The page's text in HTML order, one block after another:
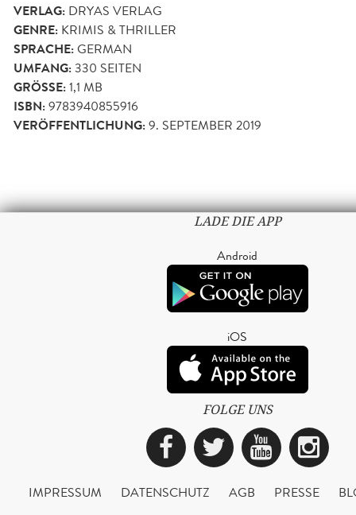
VERLAG: DRYAS VERLAG
GENRE: KRIMIS & THRILLER
SPRACHE:GERMAN
UMFANG:330 SEITEN
GRÖSSE: 1,1 MB
ISBN:9783940855916
VERÖFFENTLICHUNG:9. SEPTEMBER 2019
LADE DIE APP
Android
iOS
FOLGE UNS
Facebook
Twitter
IMPRESSUM DATENSCHUTZ AGB PRESSE